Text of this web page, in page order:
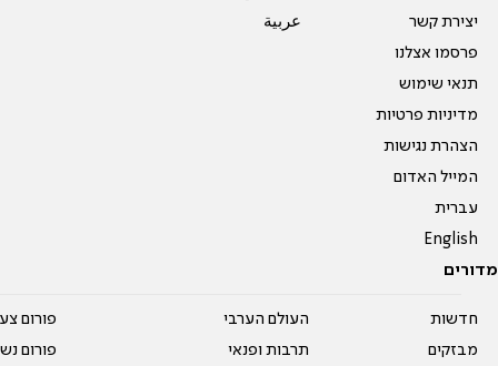
יצירת קשר
פרסמו אצלנו
תנאי שימוש
מדיניות פרטיות
הצהרת נגישות
המייל האדום
עברית
English
عربية
מדורים
חדשות
מבזקים
העולם הערבי
תרבות ופנאי
פורום
פורום